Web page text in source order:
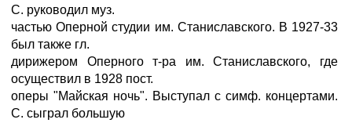
С. руководил муз.
частью Оперной студии им. Станиславского. В 1927-33
был также гл.
дирижером Оперного т-ра им. Станиславского, где
осуществил в 1928 пост.
оперы "Майская ночь". Выступал с симф. концертами.
С. сыграл большую